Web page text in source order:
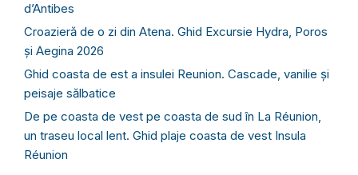
d’Antibes
Croazieră de o zi din Atena. Ghid Excursie Hydra, Poros
și Aegina 2026
Ghid coasta de est a insulei Reunion. Cascade, vanilie și
peisaje sălbatice
De pe coasta de vest pe coasta de sud în La Réunion,
un traseu local lent. Ghid plaje coasta de vest Insula
Réunion